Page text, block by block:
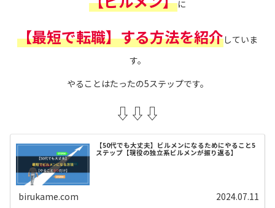
に
【最短で転職】する方法を紹介していま
す。
やることはたったの5ステップです。
⇩⇩⇩
【50代でも大丈夫】ビルメンになるためにやること5
ステップ【現役の独立系ビルメンが振り返る】
birukame.com 2024.07.11